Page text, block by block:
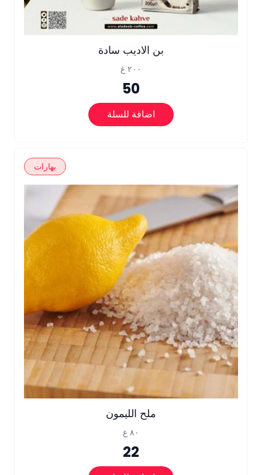
بن الاديب سادة
٢٠٠ غ
50
اضافة للسلة
بهارات
ملح الليمون
٨٠ غ
22